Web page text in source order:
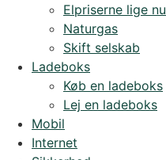
Elpriserne lige nu
Naturgas
Skift selskab
Ladeboks
Køb en ladeboks
Lej en ladeboks
Mobil
Internet